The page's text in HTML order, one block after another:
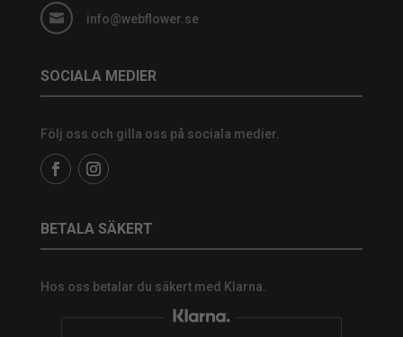
 info@webflower.se
SOCIALA MEDIER
Följ oss och gilla oss på sociala medier.
BETALA SÄKERT
Hos oss betalar du säkert med Klarna.